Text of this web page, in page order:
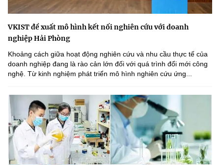
VKIST đề xuất mô hình kết nối nghiên cứu với doanh
nghiệp Hải Phòng
Khoảng cách giữa hoạt động nghiên cứu và nhu cầu thực tế của
doanh nghiệp đang là rào cản lớn đối với quá trình đổi mới công
nghệ. Từ kinh nghiệm phát triển mô hình nghiên cứu ứng...